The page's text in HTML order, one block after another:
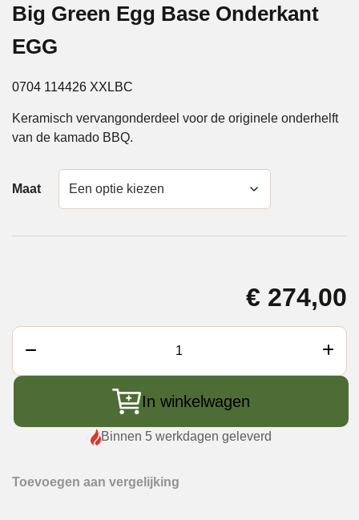
Big Green Egg Base Onderkant
EGG
0704 114426 XXLBC
Keramisch vervangonderdeel voor de originele onderhelft
van de kamado BBQ.
Maat
€ 274,00
Green
aantal
In winkelwagen
Binnen 5 werkdagen geleverd
Toevoegen aan vergelijking